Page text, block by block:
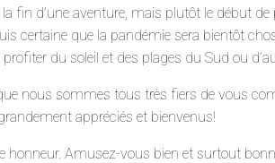
fin d’une aventure, mais plutôt le début
certaine que la pandémie sera bientôt
du soleil et des plages du Sud ou
nous sommes tous très fiers de vous
appréciés et bienvenus!
honneur. Amusez-vous bien et surtout